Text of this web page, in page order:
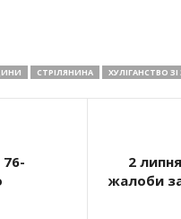
СТРІЛЯНИНА ХУЛІГАНСТВО
2
жалоби